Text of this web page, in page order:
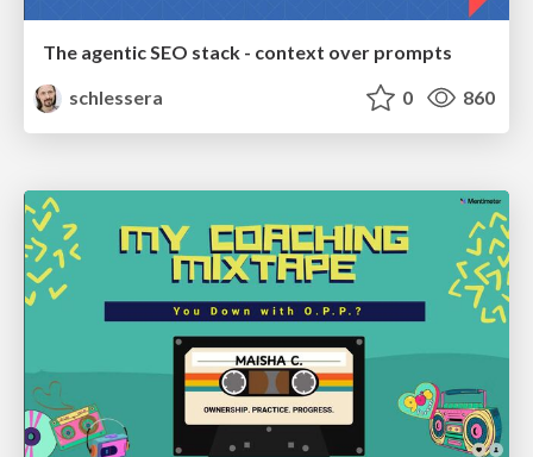
The agentic SEO stack - context over prompts
schlessera
0 860